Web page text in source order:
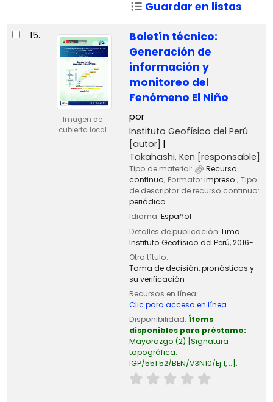
Guardar en listas
15.
Imagen de
cubierta local
Boletín técnico:
Generación de
información y
monitoreo del
Fenómeno El Niño
por
Instituto Geofísico del Perú
[autor]
Takahashi, Ken [responsable]
Tipo de material:
Recurso
continuo; Formato: impreso ; Tipo
de descriptor de recurso continuo:
periódico
Idioma: Español
Detalles de publicación: Lima:
Instituto Geofísico del Perú,2016-
Otro título:
Toma de decisión, pronósticos y
su verificación
Recursos en línea:
Clic para acceso en línea
Disponibilidad: Ítems
disponibles para préstamo:
Mayorazgo (2) Signatura
topográfica:
IGP/551.52/BEN/V3N10/Ej.1, .. .